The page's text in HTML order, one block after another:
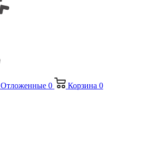
Отложенные 0 Корзина 0